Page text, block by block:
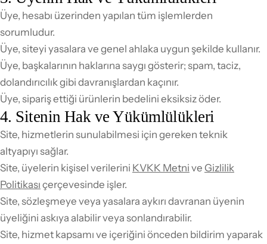
Üye, hesabı üzerinden yapılan tüm işlemlerden
sorumludur.
Üye, siteyi yasalara ve genel ahlaka uygun şekilde kullanır.
Üye, başkalarının haklarına saygı gösterir; spam, taciz,
dolandırıcılık gibi davranışlardan kaçınır.
Üye, sipariş ettiği ürünlerin bedelini eksiksiz öder.
4. Sitenin Hak ve Yükümlülükleri
Site, hizmetlerin sunulabilmesi için gereken teknik
altyapıyı sağlar.
Site, üyelerin kişisel verilerini KVKK Metni ve Gizlilik
Politikası çerçevesinde işler.
Site, sözleşmeye veya yasalara aykırı davranan üyenin
üyeliğini askıya alabilir veya sonlandırabilir.
Site, hizmet kapsamı ve içeriğini önceden bildirim yaparak